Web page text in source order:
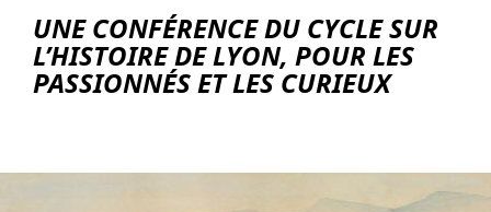
UNE CONFÉRENCE DU CYCLE SUR
L’HISTOIRE DE LYON, POUR LES
PASSIONNÉS ET LES CURIEUX